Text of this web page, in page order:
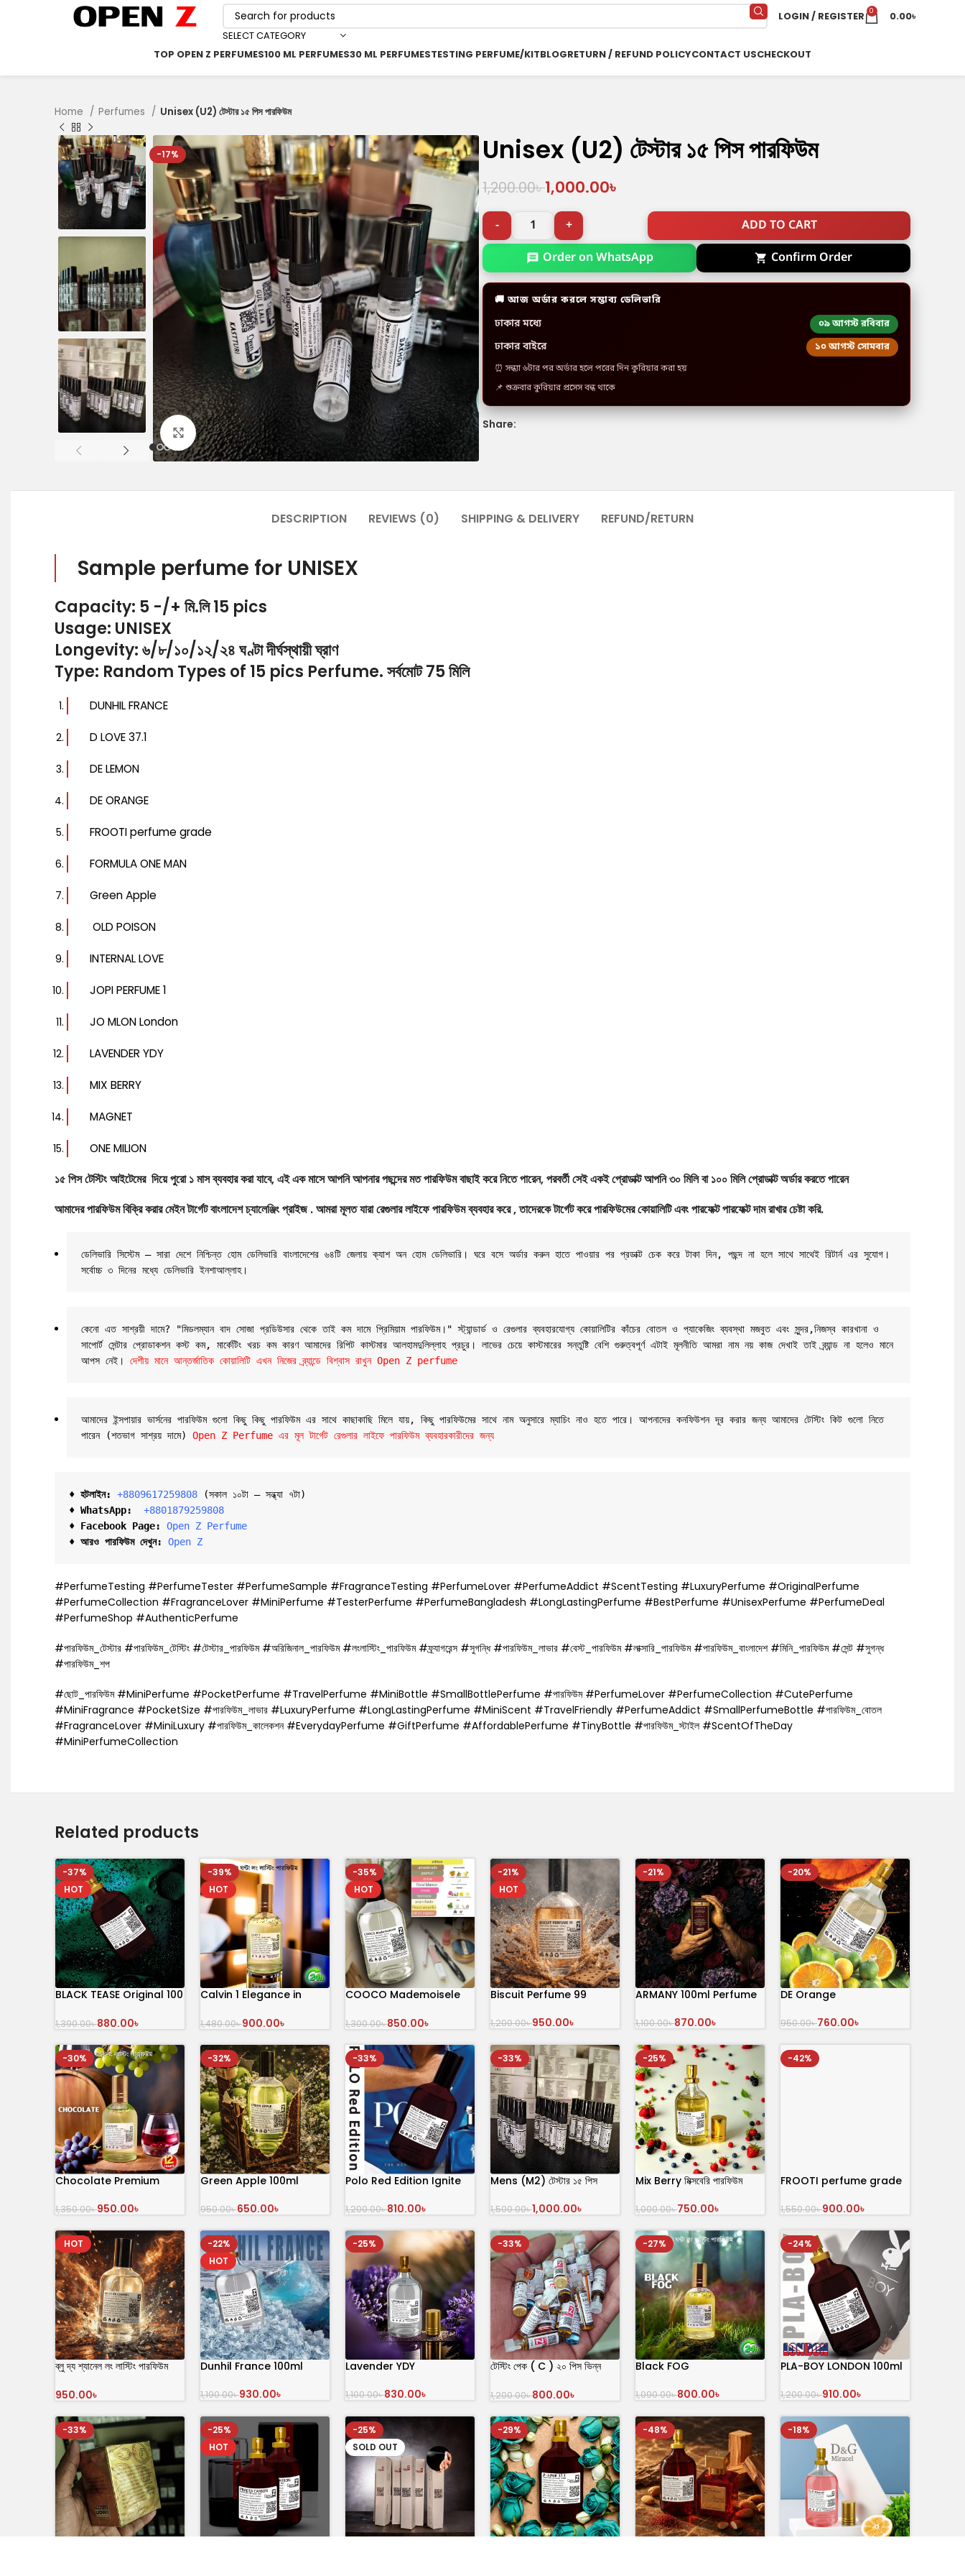
SELECT CATEGORY
LOGIN / REGISTER 0 0.00৳
TOP OPEN Z PERFUMES100 ML PERFUMES30 ML PERFUMESTESTING PERFUME/KITBLOGRETURN / REFUND POLICYCONTACT USCHECKOUT
Home Perfumes Unisex (U2) টেস্টার ১৫ পিস পারফিউম
৳
-17%
Click to enlarge
Unisex (U2) টেস্টার ১৫ পিস পারফিউম
1,200.00৳1,000.00৳
ADD TO CART
Order on WhatsApp Confirm Order
🚚 আজ অর্ডার করলে সম্ভাব্য ডেলিভারি
ঢাকার মধ্যে ০৯ আগস্ট রবিবার
ঢাকার বাইরে ১০ আগস্ট সোমবার
⏰ সন্ধ্যা ৬টার পর অর্ডার হলে পরের দিন কুরিয়ার করা হয়
📌 শুক্রবার কুরিয়ার প্রসেস বন্ধ থাকে
Share:
DESCRIPTION REVIEWS (0) SHIPPING & DELIVERY REFUND/RETURN
Sample perfume for UNISEX
Capacity: 5 -/+ মি.লি15 pics
Usage: UNISEX
Longevity: ৬/৮/১০/১২/২৪ ঘণ্টা দীর্ঘস্থায়ী ঘ্রাণ
Type: Random Types of 15 pics Perfume.সর্বমোট 75 মিলি
DUNHIL FRANCE
D LOVE 37.1
DE LEMON
DE ORANGE
FROOTI perfume grade
FORMULA ONE MAN
Green Apple
OLD POISON
INTERNAL LOVE
JOPI PERFUME 1
JO MLON London
LAVENDER YDY
MIX BERRY
MAGNET
ONE MILION
১৫ পিস টেস্টিং আইটেমের দিয়ে পুরো ১ মাস ব্যবহার করা যাবে, এই এক মাসে আপনি আপনার পছন্দের মত পারফিউম বাছাই করে নিতে পারেন, পরবর্তী সেই একই প্রোডাক্ট আপনি ৩০ মিলি বা ১০০ মিলি প্রোডাক্ট অর্ডার করতে পারেন
আমাদের পারফিউম বিক্রি করার মেইন টার্গেট বাংলাদেশ চ্যালেঞ্জিং প্রাইজ . আমরা মূলত যারা রেগুলার লাইফে পারফিউম ব্যবহার করে , তাদেরকে টার্গেট করে পারফিউমের কোয়ালিটি এবং পারফেক্ট পারফেক্ট দাম রাখার চেষ্টা করি.
ডেলিভারি সিস্টেম – সারা দেশে নিশ্চিন্ত হোম ডেলিভারি বাংলাদেশের ৬৪টি জেলায় ক্যাশ অন হোম ডেলিভারি। ঘরে বসে অর্ডার করুন হাতে পাওয়ার পর প্রডাক্ট চেক করে টাকা দিন, পছন্দ না হলে সাথে সাথেই রিটার্ন এর সুযোগ।
সর্বোচ্চ ৩ দিনের মধ্যে ডেলিভারি ইনশাআল্লাহ।
কেনো এত সাশ্রয়ী দামে?
"মিডলম্যান বাদ সোজা প্রডিউসার থেকে তাই কম দামে প্রিমিয়াম পারফিউম।" স্ট্যান্ডার্ড ও রেগুলার ব্যবহারযোগ্য কোয়ালিটির কাঁচের বোতল ও প্যাকেজিং ব্যবস্থা মজবুত এবং সুন্দর,নিজস্ব কারখানা ও
সাপোর্ট সেন্টার প্রোডাকশন কস্ট কম, মার্কেটিং খরচ কম কারণ আমাদের রিপিট কাস্টমার আলহামদুলিল্লাহ প্রচুর। লাভের চেয়ে কাস্টমারের সন্তুষ্টি বেশি গুরুত্বপূর্ণ এটাই মূলনীতি আমরা নাম নয় কাজ দেখাই তাই ব্র্যান্ড না হলেও মানে
আপস নেই। দেশীয় মানে আন্তর্জাতিক কোয়ালিটি এখন নিজের ব্র্যান্ডে বিশ্বাস রাখুন Open Z perfume
আমাদের ইন্সপায়ার ভার্সনের পারফিউম গুলো কিছু কিছু পারফিউম এর সাথে কাছাকাছি মিলে যায়, কিছু পারফিউমের সাথে নাম অনুসারে ম্যাচিং নাও হতে পারে। আপনাদের কনফিউশন দূর করার জন্য আমাদের টেস্টিং কিট গুলো নিতে
পারেন (শতভাগ সাশ্রয় দামে) Open Z Perfume এর মূল টার্গেট রেগুলার লাইফে পারফিউম ব্যবহারকারীদের জন্য
♦ হটলাইন: +8809617259808
(সকাল ১০টা – সন্ধ্যা ৭টা)
♦ WhatsApp:
+8801879259808
♦ Facebook Page:
Open Z Perfume
♦ আরও পারফিউম দেখুন:
Open Z
#PerfumeTesting #PerfumeTester #PerfumeSample #FragranceTesting #PerfumeLover #PerfumeAddict #ScentTesting #LuxuryPerfume #OriginalPerfume
#PerfumeCollection #FragranceLover #MiniPerfume #TesterPerfume #PerfumeBangladesh #LongLastingPerfume #BestPerfume #UnisexPerfume #PerfumeDeal
#PerfumeShop #AuthenticPerfume
#পারফিউম_টেস্টার #পারফিউম_টেস্টিং #টেস্টার_পারফিউম #অরিজিনাল_পারফিউম #লংলাস্টিং_পারফিউম #ফ্র্যাগরেন্স #সুগন্ধি #পারফিউম_লাভার #বেস্ট_পারফিউম #লাক্সারি_পারফিউম #পারফিউম_বাংলাদেশ #মিনি_পারফিউম #সেন্ট #সুগন্ধ
#পারফিউম_শপ
#ছোট_পারফিউম #MiniPerfume #PocketPerfume #TravelPerfume #MiniBottle #SmallBottlePerfume #পারফিউম #PerfumeLover #PerfumeCollection #CutePerfume
#MiniFragrance #PocketSize #পারফিউম_লাভার #LuxuryPerfume #LongLastingPerfume #MiniScent #TravelFriendly #PerfumeAddict #SmallPerfumeBottle #পারফিউম_বোতল
#FragranceLover #MiniLuxury #পারফিউম_কালেকশন #EverydayPerfume #GiftPerfume #AffordablePerfume #TinyBottle #পারফিউম_স্টাইল #ScentOfTheDay
#MiniPerfumeCollection
Related products
-37%
HOT
BLACK TEASE Original 100
1,390.00৳880.00৳
অর্ডার করুন
-39%
HOT
Calvin 1 Elegance in
1,480.00৳900.00৳
অর্ডার করুন
-35%
HOT
COOCO Mademoisele
1,300.00৳850.00৳
অর্ডার করুন
-21%
HOT
Biscuit Perfume 99
1,200.00৳950.00৳
অর্ডার করুন
-21%
ARMANY 100ml Perfume
1,100.00৳870.00৳
অর্ডার করুন
-20%
DE Orange
950.00৳760.00৳
অর্ডার করুন
-30%
Chocolate Premium
1,350.00৳950.00৳
অর্ডার করুন
-32%
Green Apple 100ml
950.00৳650.00৳
অর্ডার করুন
-33%
Polo Red Edition Ignite
1,200.00৳810.00৳
অর্ডার করুন
-33%
Mens (M2) টেস্টার ১৫ পিস
1,500.00৳1,000.00৳
অর্ডার করুন
-25%
Mix Berry মিক্সবেরি পারফিউম
1,000.00৳750.00৳
অর্ডার করুন
-42%
FROOTI perfume grade
1,550.00৳900.00৳
অর্ডার করুন
HOT
ব্লু দ্য শ্যানেল লং লাস্টিং পারফিউম
Chanel EDP
৳
অর্ডার করুন
-22%
HOT
Dunhil France 100ml
1,190.00৳930.00৳
অর্ডার করুন
-25%
Lavender YDY
1,100.00৳830.00৳
অর্ডার করুন
-33%
টেস্টিং পেক ( C ) ২০ পিস ভিন্ন
1,200.00৳800.00৳
অর্ডার করুন
-27%
Black FOG
1,090.00৳800.00৳
অর্ডার করুন
-24%
PLA-BOY LONDON 100ml
1,200.00৳910.00৳
অর্ডার করুন
-33%
-25%
HOT
-25%
SOLD OUT
-29% -48% -18%